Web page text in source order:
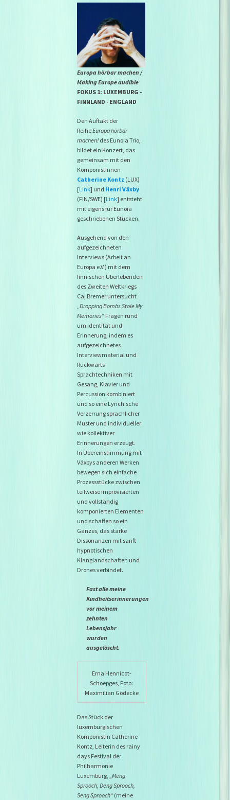
Europa hörbar machen /
Making Europe audible
FOKUS 1: LUXEMBURG -
FINNLAND - ENGLAND
Den Auftakt der
ReiheEuropa hörbar
machen! des Eunoia Trio,
bildet ein Konzert, das
gemeinsam mit den
KomponistInnen
Catherine Kontz (LUX)
[Link] und Henri Växby
(FIN/SWE) [Link] entsteht
mit eigens für Eunoia
geschriebenen Stücken.
Ausgehend von den
aufgezeichneten
Interviews (Arbeit an
Europa e.V.) mit dem
finnischen Überlebenden
des Zweiten Weltkriegs
Caj Bremer untersucht
„Dropping Bombs Stole My
Memories“ Fragen rund
um Identität und
Erinnerung, indem es
aufgezeichnetes
Interviewmaterial und
Rückwärts-
Sprachtechniken mit
Gesang, Klavier und
Percussion kombiniert
und so eine Lynch'sche
Verzerrung sprachlicher
Muster und individueller
wie kollektiver
Erinnerungen erzeugt.
In Übereinstimmung mit
Växbys anderen Werken
bewegen sich einfache
Prozessstücke zwischen
teilweise improvisierten
und vollständig
komponierten Elementen
und schaffen so ein
Ganzes, das starke
Dissonanzen mit sanft
hypnotischen
Klanglandschaften und
Drones verbindet.
Fast alle meine
Kindheitserinnerungen
vor meinem
zehnten
Lebensjahr
wurden
ausgelöscht.
Erna Hennicot-
Schoepges, Foto:
Maximilian Gödecke
Das Stück der
luxemburgischen
Komponistin Catherine
Kontz, Leiterin des rainy
days Festival der
Philharmonie
Luxemburg, „Meng
Sprooch, Deng Sprooch,
Seng Sprooch“ (meine